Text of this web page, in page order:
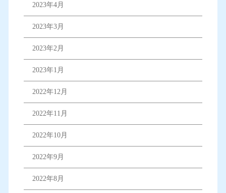
2023年4月
2023年3月
2023年2月
2023年1月
2022年12月
2022年11月
2022年10月
2022年9月
2022年8月